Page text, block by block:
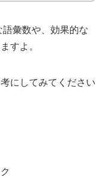
彙数や、効果的な
すよ。
にしてみてください